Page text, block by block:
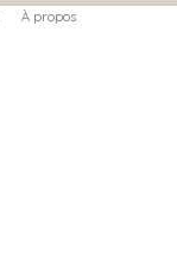
À propos